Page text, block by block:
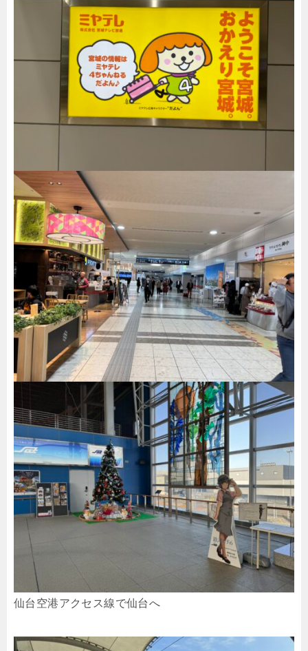
仙台空港アクセス線で仙台へ